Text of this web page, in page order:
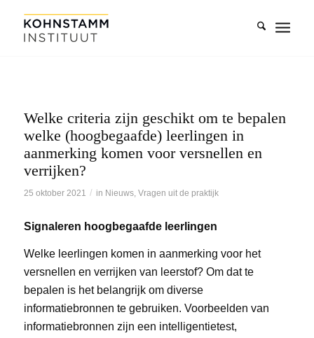
Welke criteria zijn geschikt om te bepalen
welke (hoogbegaafde) leerlingen in
aanmerking komen voor versnellen en
verrijken?
25 oktober 2021 / in Nieuws, Vragen uit de praktijk
Signaleren hoogbegaafde leerlingen
Welke leerlingen komen in aanmerking voor het
versnellen en verrijken van leerstof? Om dat te
bepalen is het belangrijk om diverse
informatiebronnen te gebruiken. Voorbeelden van
informatiebronnen zijn een intelligentietest,